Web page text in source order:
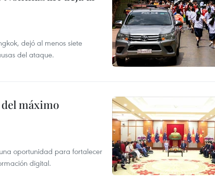
dejó al menos siete
del ataque.
máximo
oportunidad para fortalecer
digital.